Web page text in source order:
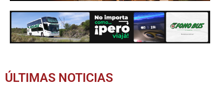
ÚLTIMAS NOTICIAS